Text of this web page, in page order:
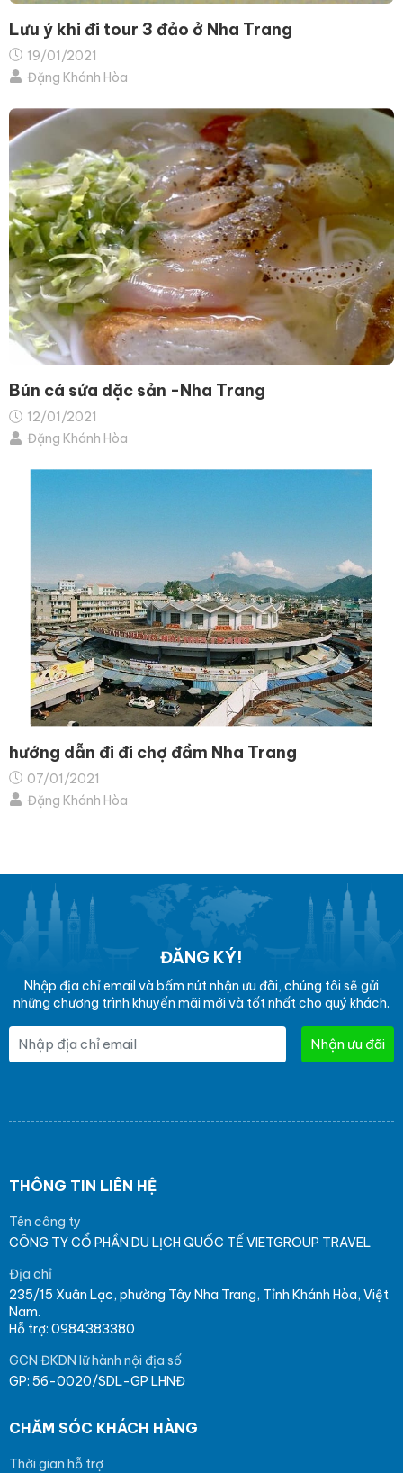
Lưu ý khi đi tour 3 đảo ở Nha Trang
19/01/2021
Đặng Khánh Hòa
Bún cá sứa dặc sản -Nha Trang
12/01/2021
Đặng Khánh Hòa
hướng dẫn đi đi chợ đầm Nha Trang
07/01/2021
Đặng Khánh Hòa
ĐĂNG KÝ!
Nhập địa chỉ email và bấm nút nhận ưu đãi, chúng tôi sẽ gửi
những chương trình khuyến mãi mới và tốt nhất cho quý khách.
Nhận ưu đãi
THÔNG TIN LIÊN HỆ
Tên công ty
CÔNG TY CỔ PHẦN DU LỊCH QUỐC TẾ VIETGROUP TRAVEL
Địa chỉ
235/15 Xuân Lạc, phường Tây Nha Trang, Tỉnh Khánh Hòa, Việt
Nam.
Hỗ trợ: 0984383380
GCN ĐKDN lữ hành nội địa số
GP: 56-0020/SDL-GP LHNĐ
CHĂM SÓC KHÁCH HÀNG
Thời gian hỗ trợ